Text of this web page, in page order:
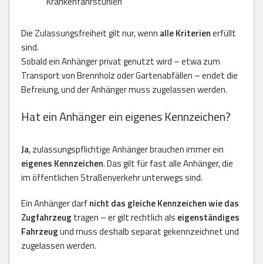
Die Zulassungsfreiheit gilt nur, wenn alle Kriterienerfüllt
sind.
Sobald ein Anhänger privat genutzt wird – etwa zum
Transport von Brennholz oder Gartenabfällen – endet die
Befreiung, und der Anhänger muss zugelassen werden.
Hat ein Anhänger ein eigenes Kennzeichen?
Ja, zulassungspflichtige Anhänger brauchen immer ein
eigenes Kennzeichen. Das gilt für fast alle Anhänger, die
im öffentlichen Straßenverkehr unterwegs sind.
Ein Anhänger darfnicht das gleiche Kennzeichen wie das
Zugfahrzeug tragen – er gilt rechtlich als eigenständiges
Fahrzeugund muss deshalb separat gekennzeichnet und
zugelassen werden.